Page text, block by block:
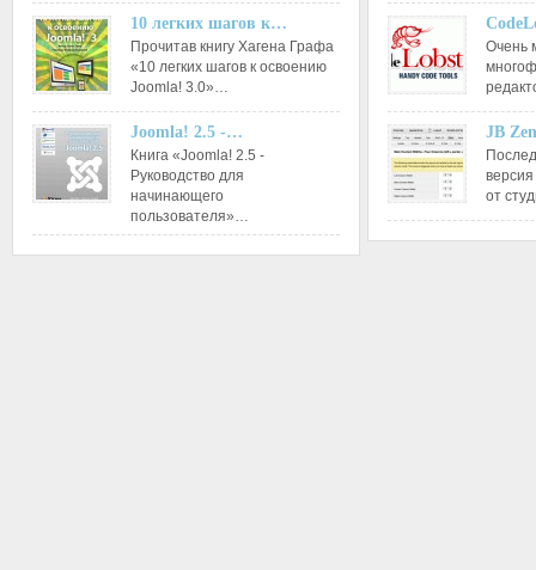
10 легких шагов к…
Прочитав книгу Хагена Графа
«10 легких шагов к освоению
Joomla! 3.0»…
Joomla! 2.5 -…
Книга «Joomla! 2.5 -
Руководство для
начинающего
пользователя»…
Очень
JB
от